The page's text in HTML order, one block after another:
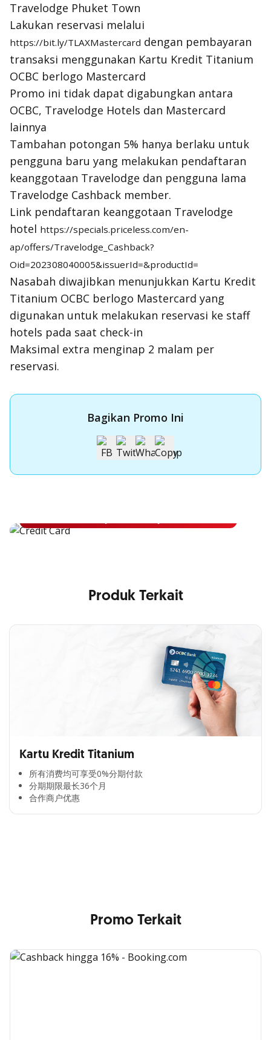
Travelodge Phuket Town
Lakukan reservasi melalui
https://bit.ly/TLAXMastercard dengan pembayaran
transaksi menggunakan Kartu Kredit Titanium
OCBC berlogo Mastercard
Promo ini tidak dapat digabungkan antara
OCBC, Travelodge Hotels dan Mastercard
lainnya
Tambahan potongan 5% hanya berlaku untuk
pengguna baru yang melakukan pendaftaran
keanggotaan Travelodge dan pengguna lama
Travelodge Cashback member.
Link pendaftaran keanggotaan Travelodge
hotel https://specials.priceless.com/en-
ap/offers/Travelodge_Cashback?
Oid=202308040005&issuerId=&productId=
Nasabah diwajibkan menunjukkan Kartu Kredit
Titanium OCBC berlogo Mastercard yang
digunakan untuk melakukan reservasi ke staff
hotels pada saat check-in
Maksimal extra menginap 2 malam per
reservasi.
Bagikan Promo Ini
Apply Kartu Kredit OCBC NISP
Produk Terkait
Kartu Kredit Titanium
所有消费均可享受0%分期付款​
分期期限最长36个月​
合作商户优惠​
Cross Selling Banner Global
Promo Terkait